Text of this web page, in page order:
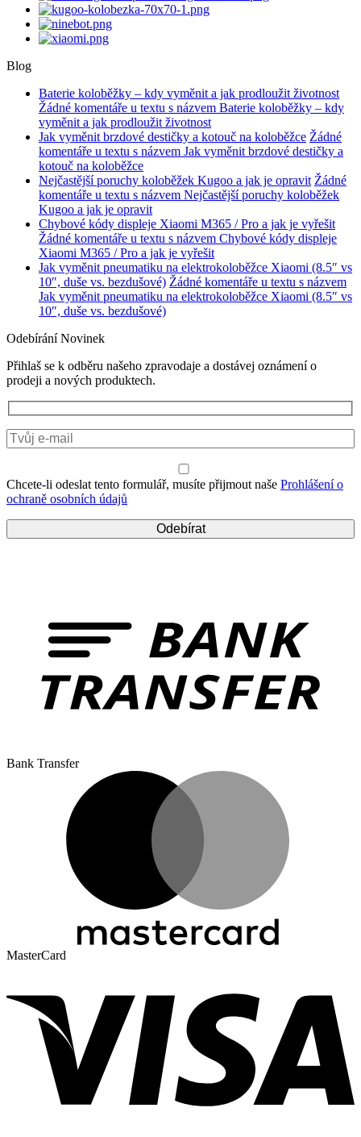
Blog
Baterie koloběžky – kdy vyměnit a jak prodloužit životnost
Žádné komentáře u textu s názvem Baterie koloběžky – kdy
vyměnit a jak prodloužit životnost
Jak vyměnit brzdové destičky a kotouč na koloběžce Žádné
komentáře u textu s názvem Jak vyměnit brzdové destičky a
kotouč na koloběžce
Nejčastější poruchy koloběžek Kugoo a jak je opravit Žádné
komentáře u textu s názvem Nejčastější poruchy koloběžek
Kugoo a jak je opravit
Chybové kódy displeje Xiaomi M365 / Pro a jak je vyřešit
Žádné komentáře u textu s názvem Chybové kódy displeje
Xiaomi M365 / Pro a jak je vyřešit
Jak vyměnit pneumatiku na elektrokoloběžce Xiaomi (8.5″ vs
10″, duše vs. bezdušové) Žádné komentáře u textu s názvem
Jak vyměnit pneumatiku na elektrokoloběžce Xiaomi (8.5″ vs
10″, duše vs. bezdušové)
Odebírání Novinek
Přihlaš se k odběru našeho zpravodaje a dostávej oznámení o
prodeji a nových produktech.
Chcete-li odeslat tento formulář, musíte přijmout naše Prohlášení o
ochraně osobních údajů
Bank Transfer
MasterCard